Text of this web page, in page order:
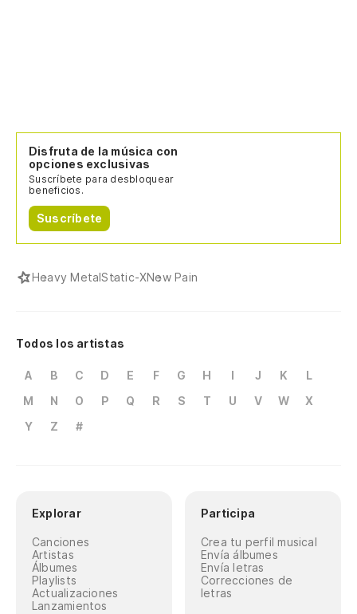
Disfruta de la música con
opciones exclusivas
Suscríbete para desbloquear
beneficios.
Suscríbete
Heavy MetalStatic-XNew Pain
Todos los artistas
A B C D E F G H I J K
L
M
N O P Q R S T U V W
X
Y
Z #
Explorar
Canciones
Artistas
Álbumes
Playlists
Actualizaciones
Lanzamientos
Participa
Crea tu perfil musical
Envía álbumes
Envía letras
Correcciones de
letras